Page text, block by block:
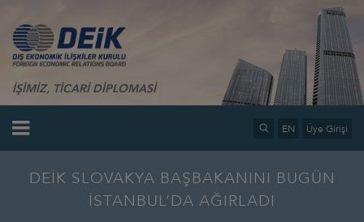
İŞİMİZ, TİCARİ DİPLOMASİ
EN Üye Girişi
DEİK SLOVAKYA BAŞBAKANINI BUGÜN
İSTANBUL’DA AĞIRLADI